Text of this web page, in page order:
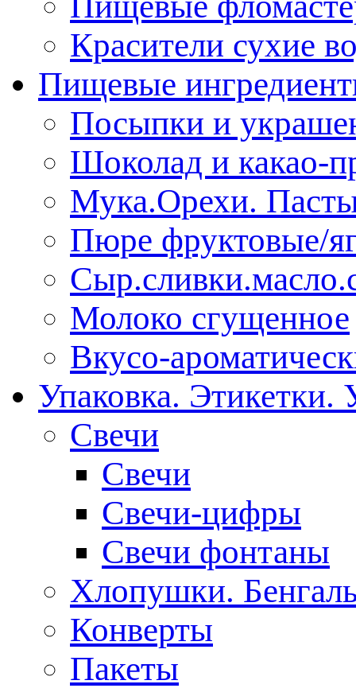
Красители сухие
Пищевые
Посыпки и
Шоколад и какао-
Мука.Орехи.
Пюре фруктовые/
Молоко сгущенное
Вкусо-
Упаковка. Этикетки.
Свечи
Свечи
Свечи-цифры
Свечи фонтаны
Хлопушки.
Конверты
Пакеты